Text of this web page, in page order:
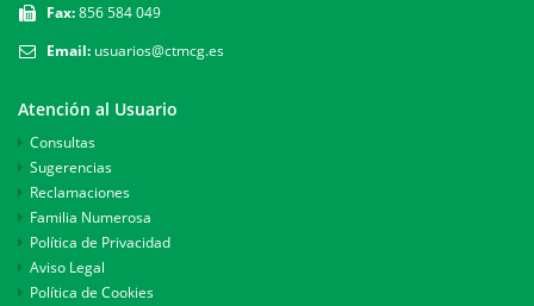
Fax:856 584 049
Email: usuarios@ctmcg.es
Atención al Usuario
Consultas
Sugerencias
Reclamaciones
Familia Numerosa
Política de Privacidad
Aviso Legal
Política de Cookies